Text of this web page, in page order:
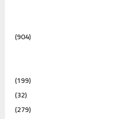
(904)
(199)
(32)
(279)